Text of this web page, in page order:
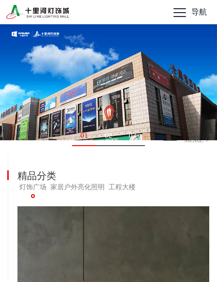
导航
01 02 03
精品分类
MORE >
灯饰广场 家居户外亮化照明 工程大楼